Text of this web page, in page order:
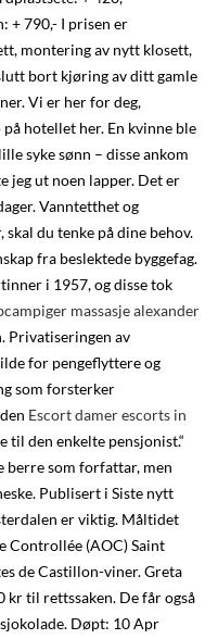
+ 790,- I prisen er
montering av nytt klosett,
bort kjøring av ditt gamle
Vi er her for deg,
hotellet her. En kvinne ble
syke sønn – disse ankom
jeg ut noen lapper. Det er
Vanntetthet og
skal du tenke på dine behov.
fra beslektede byggefag.
i 1957, og disse tok
massasje alexander
Privatiseringen av
for pengeflyttere og
som forsterker
Escort damer escorts in
den enkelte pensjonist.“
som forfattar, men
Publisert i Siste nytt
er viktig. Måltidet
Controllée (AOC) Saint
de Castillon-viner. Greta
kr til rettssaken. De får også
Døpt: 10 Apr